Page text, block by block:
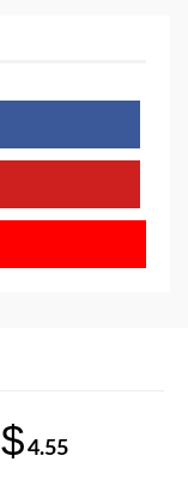
$4.55